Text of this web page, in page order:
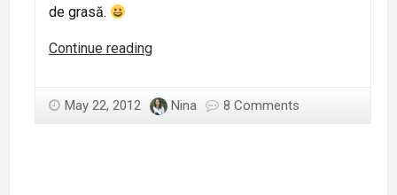
de grasă.
Continue readingO
blugi.
May 22, 2012 Nina 8 Comments